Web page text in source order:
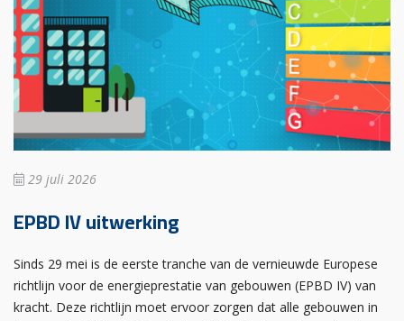
29 juli 2026
EPBD IV uitwerking
Sinds 29 mei is de eerste tranche van de vernieuwde Europese
richtlijn voor de energieprestatie van gebouwen (EPBD IV) van
kracht. Deze richtlijn moet ervoor zorgen dat alle gebouwen in